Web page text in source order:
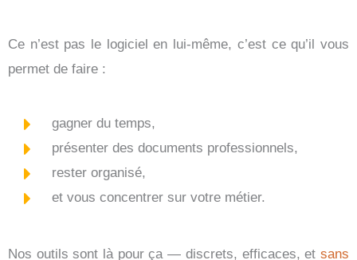
Ce n’est pas le logiciel en lui-même, c’est ce qu’il vous
permet de faire :
gagner du temps,
présenter des documents professionnels,
rester organisé,
et vous concentrer sur votre métier.
Nos outils sont là pour ça — discrets, efficaces, et sans